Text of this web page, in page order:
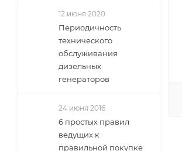
12 июня 2020
Периодичность
технического
обслуживания
дизельных
генераторов
24 июня 2016
6 простых правил
ведущих к
правильной покупке